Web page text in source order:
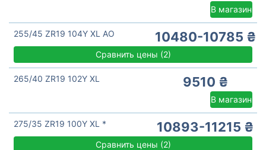
В магазин
255/45 ZR19 104Y XL AO 10480-10785 ₴
Сравнить цены (2)
265/40 ZR19 102Y XL 9510 ₴
В магазин
275/35 ZR19 100Y XL * 10893-11215 ₴
Сравнить цены (2)